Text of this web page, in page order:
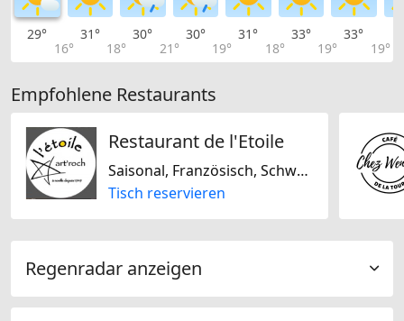
29°
16°
31°
18°
30°
21°
30°
19°
31°
18°
33°
19°
33°
19°
Empfohlene Restaurants
Restaurant de l'Etoile
Saisonal, Französisch, Schweizerisch, International, Mediterran, Regional, Glutenfrei, Laktosefrei
Tisch reservieren
Regenradar anzeigen